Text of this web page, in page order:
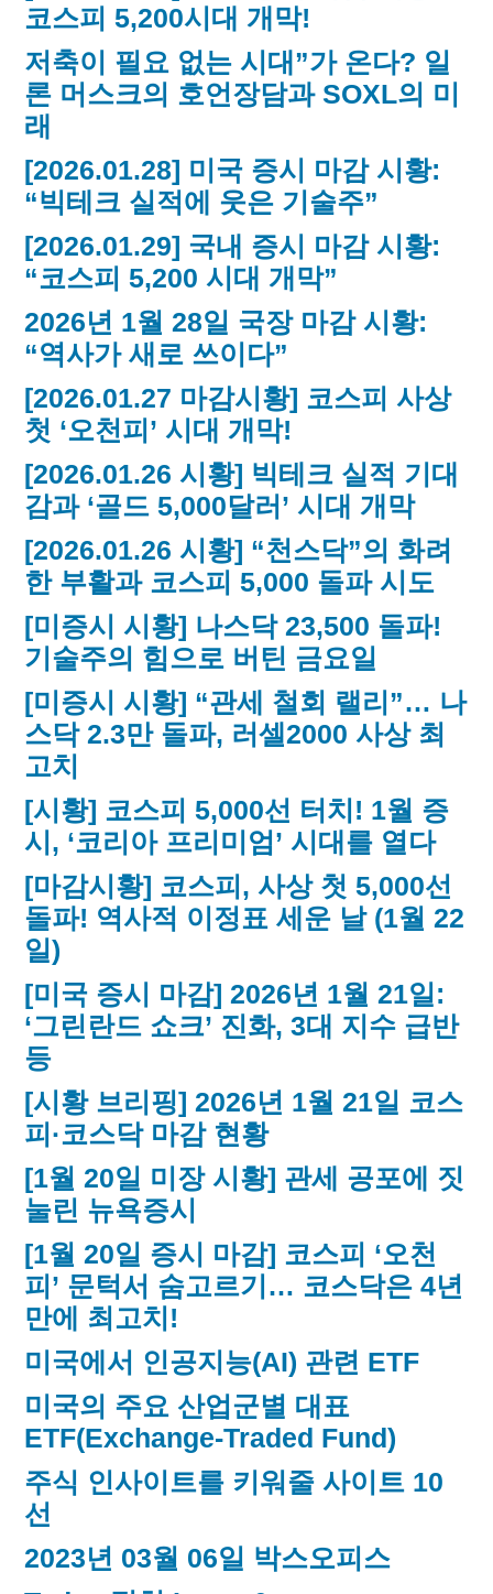
코스피 5,200시대 개막!
저축이 필요 없는 시대”가 온다? 일
론 머스크의 호언장담과 SOXL의 미
래
[2026.01.28] 미국 증시 마감 시황:
“빅테크 실적에 웃은 기술주”
[2026.01.29] 국내 증시 마감 시황:
“코스피 5,200 시대 개막”
2026년 1월 28일 국장 마감 시황:
“역사가 새로 쓰이다”
[2026.01.27 마감시황] 코스피 사상
첫 ‘오천피’ 시대 개막!
[2026.01.26 시황] 빅테크 실적 기대
감과 ‘골드 5,000달러’ 시대 개막
[2026.01.26 시황] “천스닥”의 화려
한 부활과 코스피 5,000 돌파 시도
[미증시 시황] 나스닥 23,500 돌파!
기술주의 힘으로 버틴 금요일
[미증시 시황] “관세 철회 랠리”… 나
스닥 2.3만 돌파, 러셀2000 사상 최
고치
[시황] 코스피 5,000선 터치! 1월 증
시, ‘코리아 프리미엄’ 시대를 열다
[마감시황] 코스피, 사상 첫 5,000선
돌파! 역사적 이정표 세운 날 (1월 22
일)
[미국 증시 마감] 2026년 1월 21일:
‘그린란드 쇼크’ 진화, 3대 지수 급반
등
[시황 브리핑] 2026년 1월 21일 코스
피·코스닥 마감 현황
[1월 20일 미장 시황] 관세 공포에 짓
눌린 뉴욕증시
[1월 20일 증시 마감] 코스피 ‘오천
피’ 문턱서 숨고르기… 코스닥은 4년
만에 최고치!
미국에서 인공지능(AI) 관련 ETF
미국의 주요 산업군별 대표
ETF(Exchange-Traded Fund)
주식 인사이트를 키워줄 사이트 10
선
2023년 03월 06일 박스오피스